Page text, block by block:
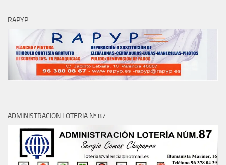
RAPYP
ADMINISTRACION LOTERIA Nº 87